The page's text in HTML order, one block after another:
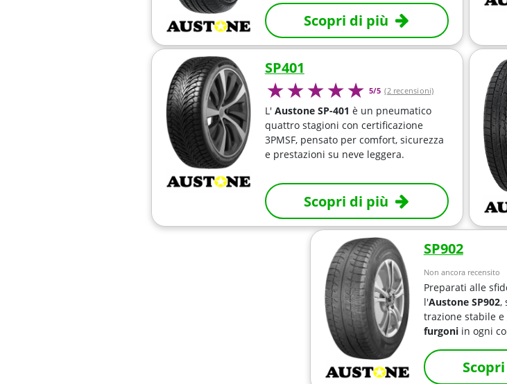
Scopri di più
SP401
5/5 (2 recensioni)
L' Austone SP-401 è un pneumatico
quattro stagioni con certificazione
3PMSF, pensato per comfort, sicurezza
e prestazioni su neve leggera.
Scopri di più
SP902
Non ancora recensito
Preparati alle
l'Austone SP902,
trazione stabile
furgoni in ogni